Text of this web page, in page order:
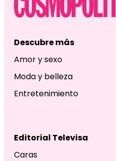
Descubre más
Amor y sexo
Moda y belleza
Entretenimiento
Editorial Televisa
Caras